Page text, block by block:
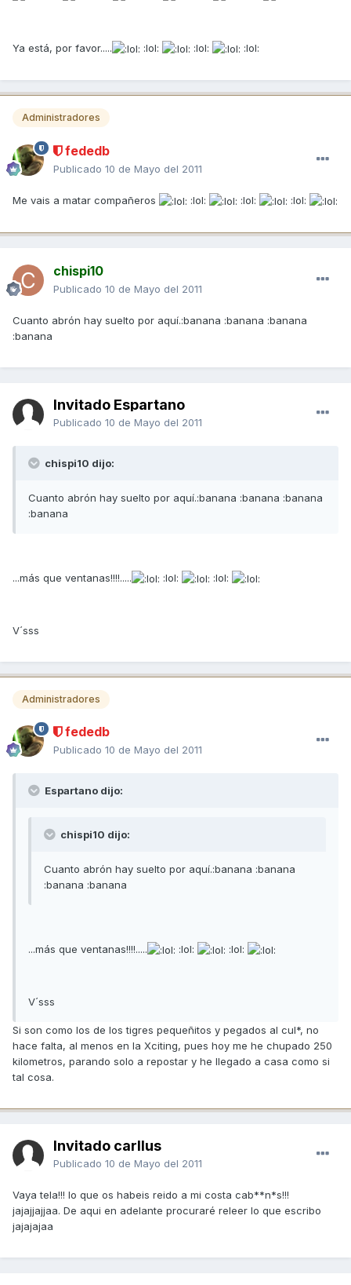
Ya está, por favor..... :lol: :lol: :lol:
Administradores
fededb
Publicado 10 de Mayo del 2011
Me vais a matar compañeros :lol: :lol: :lol:
chispi10
Publicado 10 de Mayo del 2011
Cuanto abrón hay suelto por aquí.:banana :banana :banana
:banana
Invitado Espartano
Publicado 10 de Mayo del 2011
chispi10 dijo:
Cuanto abrón hay suelto por aquí.:banana :banana :banana
:banana
...más que ventanas!!!!..... :lol: :lol:
V´sss
Administradores
fededb
Publicado 10 de Mayo del 2011
Espartano dijo:
chispi10 dijo:
Cuanto abrón hay suelto por aquí.:banana :banana
:banana :banana
...más que ventanas!!!!..... :lol: :lol:
V´sss
Si son como los de los tigres pequeñitos y pegados al cul*, no
hace falta, al menos en la Xciting, pues hoy me he chupado 250
kilometros, parando solo a repostar y he llegado a casa como si
tal cosa.
Invitado carllus
Publicado 10 de Mayo del 2011
Vaya tela!!! lo que os habeis reido a mi costa cab**n*s!!!
jajajjajjaa. De aqui en adelante procuraré releer lo que escribo
jajajajaa